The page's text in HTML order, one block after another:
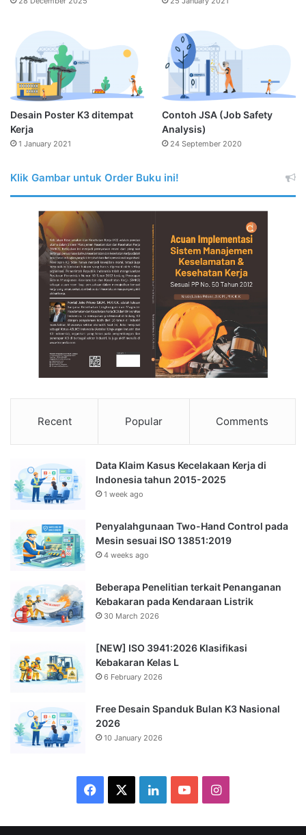
Desain Poster K3 ditempat
Kerja
1 January 2021
Contoh JSA (Job Safety
Analysis)
24 September 2020
Klik Gambar untuk Order Buku ini!
Recent Popular Comments
Data Klaim Kasus Kecelakaan Kerja di
Indonesia tahun 2015-2025
1 week ago
Penyalahgunaan Two-Hand Control pada
Mesin sesuai ISO 13851:2019
4 weeks ago
Beberapa Penelitian terkait Penanganan
Kebakaran pada Kendaraan Listrik
30 March 2026
[NEW] ISO 3941:2026 Klasifikasi
Kebakaran Kelas L
6 February 2026
Free Desain Spanduk Bulan K3 Nasional
2026
10 January 2026
Facebook LinkedInYouTubeInstagram